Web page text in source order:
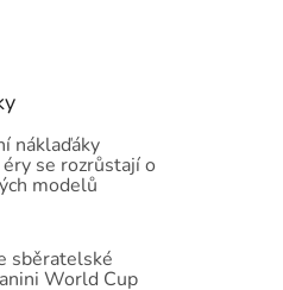
náklaďáky
se rozrůstají o
modelů
sběratelské
World Cup